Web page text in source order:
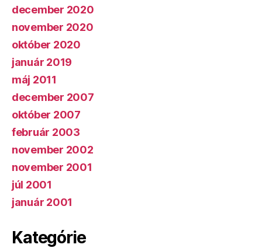
december 2020
november 2020
október 2020
január 2019
máj 2011
december 2007
október 2007
február 2003
november 2002
november 2001
júl 2001
január 2001
Kategórie